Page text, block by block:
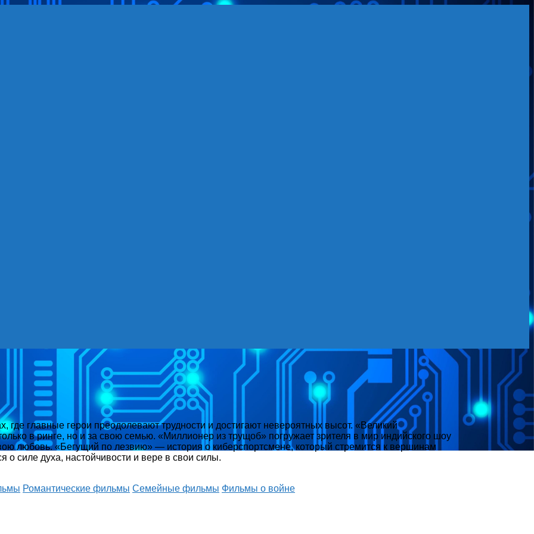
главные герои преодолевают трудности и достигают невероятных высот. «Великий
в ринге, но и за свою семью. «Миллионер из трущоб» погружает зрителя в мир индийского шоу
любовь. «Бегущий по лезвию» — история о киберспортсмене, который стремится к вершинам
о силе духа, настойчивости и вере в свои силы.
Романтические фильмы Семейные фильмы Фильмы о войне